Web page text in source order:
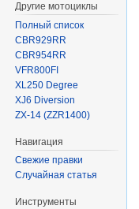
Другие мотоциклы
Полный список
CBR929RR
CBR954RR
VFR800FI
XL250 Degree
XJ6 Diversion
ZX-14 (ZZR1400)
Навигация
Свежие правки
Случайная статья
Инструменты